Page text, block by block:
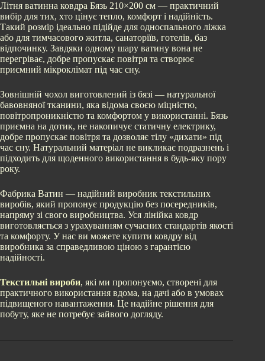
Літня ватинна ковдра Бязь 210×200 см — практичний
вибір для тих, хто цінує тепло, комфорт і надійність.
Такий розмір ідеально підійде для односпального ліжка
або для тимчасового житла, санаторіїв, готелів, баз
відпочинку. Завдяки одному шару ватину вона не
перегріває, добре пропускає повітря та створює
приємний мікроклімат під час сну.
Зовнішній чохол виготовлений із бязі — натуральної
бавовняної тканини, яка відома своєю міцністю,
повітропроникністю та комфортом у використанні. Бязь
приємна на дотик, не накопичує статичну електрику,
добре пропускає повітря та дозволяє тілу «дихати» під
час сну. Натуральний матеріал не викликає подразнень і
підходить для щоденного використання в будь-яку пору
року.
Фабрика Ватин — надійний виробник текстильних
виробів, який пропонує продукцію без посередників,
напряму зі свого виробництва. Уся лінійка ковдр
виготовляється з урахуванням сучасних стандартів якості
та комфорту. У нас ви можете купити ковдру від
виробника за справедливою ціною з гарантією
надійності.
Текстильні вироби, які ми пропонуємо, створені для
практичного використання вдома, на дачі або в умовах
підвищеного навантаження. Це надійне рішення для
побуту, яке не потребує зайвого догляду.